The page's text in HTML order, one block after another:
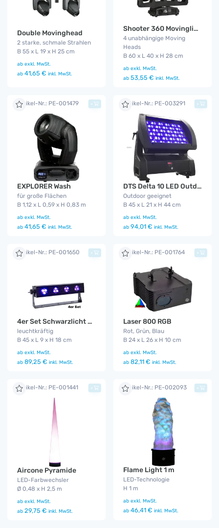
Double Movinghead
2 starke, schmale Strahlen
B 55 x L 19 x H 25 cm
ab exkl. MwSt.
ab 41,65 € inkl. MwSt.
Shooter 360 Movinglight
4 unabhängige Moving
Heads
B 60 x L 40 x H 28 cm
ab exkl. MwSt.
ab 53,55 € inkl. MwSt.
Artikel-Nr.: PE-001479
EXPLORER Wash
für große Flächen
B 1,12 x L 0,59 x H 0,83 m
ab exkl. MwSt.
ab 41,65 € inkl. MwSt.
+ Artikel-Nr.: PE-003291
DTS Delta 10 LED Outdoor Funk
Outdoor geeignet
B 45 x L 21 x H 44 cm
ab exkl. MwSt.
ab 94,01 € inkl. MwSt.
+
Artikel-Nr.: PE-001650
4er Set Schwarzlicht LED ( Blacklight - UV )
leuchtkräftig
B 45 x L 9 x H 18 cm
ab exkl. MwSt.
ab 89,25 € inkl. MwSt.
+ Artikel-Nr.: PE-001764
Laser 800 RGB
Rot, Grün, Blau
B 24 x L 26 x H 10 cm
ab exkl. MwSt.
ab 82,11 € inkl. MwSt.
+
Artikel-Nr.: PE-001441
Aircone Pyramide
LED-Farbwechsler
Ø 0,48 x H 2,5 m
ab exkl. MwSt.
ab 29,75 € inkl. MwSt.
+ Artikel-Nr.: PE-002093
Flame Light 1 m
LED-Technologie
H 1 m
ab exkl. MwSt.
ab 46,41 € inkl. MwSt.
+